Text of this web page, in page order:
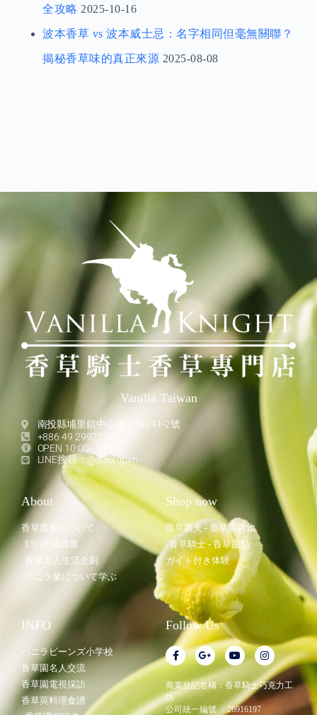
全攻略 2025-10-16
波本香草 vs 波本威士忌：名字相同但毫無關聯？
揭秘香草味的真正來源 2025-08-08
Vanilla Taiwan
南投縣埔里鎮中山路一段241-2號
+886 49 2992276
OPEN 10:00 - 18:00
LINE搜尋：@936fqpvn
About
香草農家について
ESG永續農業
香草走入生活企劃
バニラ蘭について学ぶ
Shop now
香草農夫 - 香草莢購物
香草騎士 - 香草甜點
ガイド付き体験
INFO
バニラビーンズ小学校
香草園名人交流
香草園電視採訪
香草莢料理食譜
Follow Us
商業登記名稱：香草騎士巧克力工
坊
公司統一編號 ：26916197